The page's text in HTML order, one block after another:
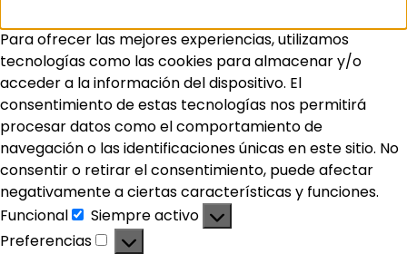
Para ofrecer las mejores experiencias, utilizamos
tecnologías como las cookies para almacenar y/o
acceder a la información del dispositivo. El
consentimiento de estas tecnologías nos permitirá
procesar datos como el comportamiento de
navegación o las identificaciones únicas en este sitio. No
consentir o retirar el consentimiento, puede afectar
negativamente a ciertas características y funciones.
Funcional
Siempre activo
Preferencias